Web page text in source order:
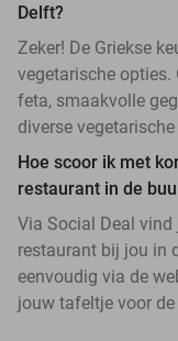
Delft?
Zeker! De Griekse
vegetarische opties.
feta, smaakvolle
diverse
Hoe scoor ik met
restaurant in de
Via Social Deal vind
restaurant bij jou in
eenvoudig via de
jouw tafeltje voor